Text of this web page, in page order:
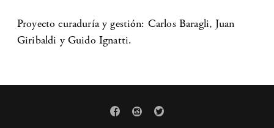
Proyecto curaduría y gestión: Carlos Baragli, Juan
Giribaldi y Guido Ignatti.
  